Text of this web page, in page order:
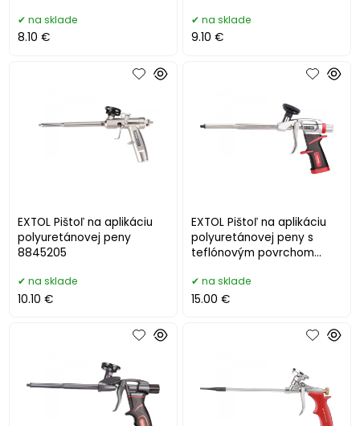
na sklade
8.10 €
na sklade
9.10 €
EXTOL Pištoľ na aplikáciu
polyuretánovej peny
8845205
na sklade
10.10 €
EXTOL Pištoľ na aplikáciu
polyuretánovej peny s
teflónovým povrchom
na sklade
15.00 €